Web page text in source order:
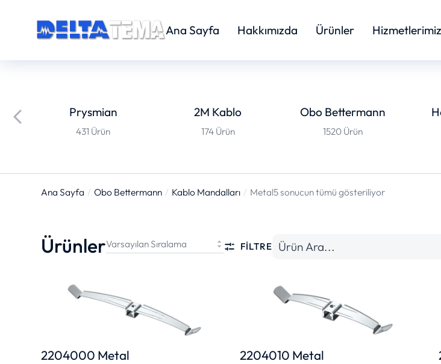
Ana Sayfa Hakkımızda Ürünler Hizmetlerimiz
Prysmian
431 Ürün
2M Kablo
174 Ürün
Obo Bettermann
1520 Ürün
You are here:
Ana Sayfa Obo Bettermann Kablo Mandalları Metal5 sonucun tümü gösteriliyor
Ürünler FILTRE
2204000 Metal 2204010 Metal